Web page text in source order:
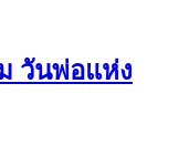
วันพ่อแห่ง